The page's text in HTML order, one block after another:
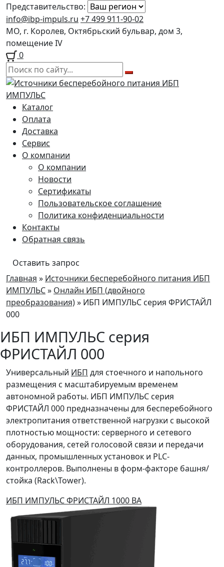
Представительство:
info@ibp-impuls.ru +7 499 911-90-02
МО, г. Королев, Октябрьский бульвар, дом 3,
помещение IV
0
Перейти
к
навигации
Перейти
к
содержимому
Каталог
Оплата
Доставка
Сервис
О компании
О компании
Новости
Сертификаты
Пользовательское соглашение
Политика конфиденциальности
Контакты
Обратная связь
Оставить запрос
Главная » Источники бесперебойного питания ИБП
ИМПУЛЬС» Онлайн ИБП (двойного
преобразования)» ИБП ИМПУЛЬС серия ФРИСТАЙЛ
000
ИБП ИМПУЛЬС серия
ФРИСТАЙЛ 000
Универсальный ИБП для стоечного и напольного
размещения с масштабируемым временем
автономной работы. ИБП ИМПУЛЬС серия
ФРИСТАЙЛ 000 предназначены для бесперебойного
электропитания ответственной нагрузки с высокой
плотностью мощности: серверного и сетевого
оборудования, сетей голосовой связи и передачи
данных, промышленных установок и PLC-
контроллеров. Выполнены в форм-факторе башня/
стойка (Rack\Tower).
ИБП ИМПУЛЬС ФРИСТАЙЛ 1000 ВА